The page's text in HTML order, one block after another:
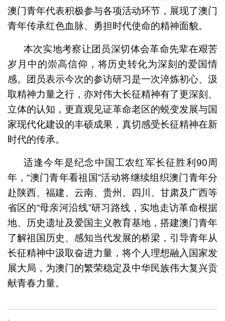
澳门青年代表积极参与各项活动环节，展现了澳门
青年传承红色血脉、勇担时代使命的精神面貌。
本次实地考察让团员深切体会革命先辈在艰苦
岁月中的崇高信仰，将历史转化为深刻的爱国情
感。团员表示今次的参访研习是一次淬炼初心、汲
取精神力量之行，亦对伟大长征精神有了更深刻、
立体的认知，更直观见证革命老区的蜕变发展与国
家现代化建设的丰硕成果，真切感受长征精神在新
时代的传承。
适逢今年是纪念中国工农红军长征胜利90周
年，“澳门青年看祖国”活动将继续组织澳门青年分
赴陕西、福建、云南、贵州、四川、甘肃及广西等
省区的“母亲河沿线”研习路线，实地走访革命根据
地、历史遗址及爱国主义教育基地，搭建澳门青年
了解祖国历史、感知当代发展的桥梁，引导青年从
长征精神中汲取奋进力量，将个人理想融入国家发
展大局，为澳门的繁荣稳定及中华民族伟大复兴贡
献青春力量。